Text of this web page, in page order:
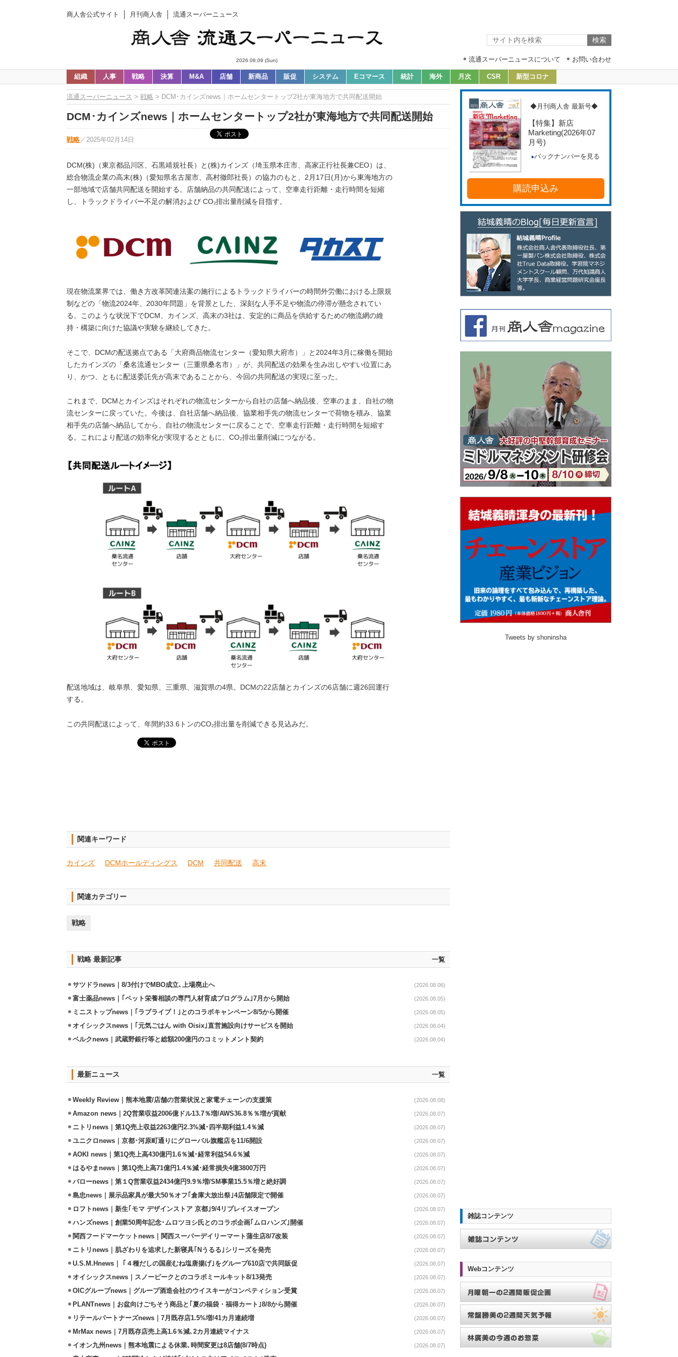
商人舎公式サイト 月刊商人舎 流通スーパーニュース
2026.08.09 (Sun) 流通スーパーニュースについて お問い合わせ
組織 人事 戦略 決算 M&A 店舗 新商品 販促 システム Eコマース 統計 海外 月次 CSR 新型コロナ
流通スーパーニュース > 戦略 > DCM･カインズnews｜ホームセンタートップ2社が東海地方で共同配送開始
DCM･カインズnews｜ホームセンタートップ2社が東海地方で共同配送開始
戦略 ／ 2025年02月14日
DCM(株)（東京都品川区、石黒靖規社長）と(株)カインズ（埼玉県本庄市、高家正行社長兼CEO）は、
総合物流企業の高末(株)（愛知県名古屋市、高村徹郎社長）の協力のもと、2月17日(月)から東海地方の
一部地域で店舗共同配送を開始する。店舗納品の共同配送によって、空車走行距離・走行時間を短縮
し、トラックドライバー不足の解消および CO₂排出量削減を目指す。
現在物流業界では、働き方改革関連法案の施行によるトラックドライバーの時間外労働における上限規
制などの「物流2024年、2030年問題」を背景とした、深刻な人手不足や物流の停滞が懸念されてい
る。このような状況下でDCM、カインズ、高末の3社は、安定的に商品を供給するための物流網の維
持・構築に向けた協議や実験を継続してきた。
そこで、DCMの配送拠点である「大府商品物流センター（愛知県大府市）」と2024年3月に稼働を開始
したカインズの「桑名流通センター（三重県桑名市）」が、共同配送の効果を生み出しやすい位置にあ
り、かつ、ともに配送委託先が高末であることから、今回の共同配送の実現に至った。
これまで、DCMとカインズはそれぞれの物流センターから自社の店舗へ納品後、空車のまま、自社の物
流センターに戻っていた。今後は、自社店舗へ納品後、協業相手先の物流センターで荷物を積み、協業
相手先の店舗へ納品してから、自社の物流センターに戻ることで、空車走行距離・走行時間を短縮す
る。これにより配送の効率化が実現するとともに、CO₂排出量削減につながる。
配送地域は、岐阜県、愛知県、三重県、滋賀県の4県。DCMの22店舗とカインズの6店舗に週26回運行
する。
この共同配送によって、年間約33.6トンのCO₂排出量を削減できる見込みだ。
関連キーワード
カインズ DCMホールディングス DCM 共同配送 高末
関連カテゴリー
戦略
戦略 最新記事 一覧
サツドラnews｜8/3付けでMBO成立､上場廃止へ (2026.08.06)
富士薬品news｜｢ペット栄養相談の専門人材育成プログラム｣7月から開始 (2026.08.05)
ミニストップnews｜｢ラブライブ！｣とのコラボキャンペーン8/5から開催 (2026.08.05)
オイシックスnews｜｢元気ごはん with Oisix｣直営施設向けサービスを開始 (2026.08.04)
ベルクnews｜武蔵野銀行等と総額200億円のコミットメント契約 (2026.08.04)
最新ニュース 一覧
Weekly Review｜熊本地震/店舗の営業状況と家電チェーンの支援策 (2026.08.08)
Amazon news｜2Q営業収益2006億ドル13.7％増/AWS36.8％％増が貢献 (2026.08.07)
ニトリnews｜第1Q売上収益2263億円2.3%減･四半期利益1.4％減 (2026.08.07)
ユニクロnews｜京都･河原町通りにグローバル旗艦店を11/6開設 (2026.08.07)
AOKI news｜第1Q売上高430億円1.6％減･経常利益54.6％減 (2026.08.07)
はるやまnews｜第1Q売上高71億円1.4％減･経常損失4億3800万円 (2026.08.07)
バローnews｜第１Q営業収益2434億円9.9％増/SM事業15.5％増と絶好調 (2026.08.07)
島忠news｜展示品家具が最大50％オフ｢倉庫大放出祭｣4店舗限定で開催 (2026.08.07)
ロフトnews｜新生｢モマ デザインストア 京都｣9/4リプレイスオープン (2026.08.07)
ハンズnews｜創業50周年記念･ムロツヨシ氏とのコラボ企画｢ムロハンズ｣開催 (2026.08.07)
関西フードマーケットnews｜関西スーパーデイリーマート蒲生店8/7改装 (2026.08.07)
ニトリnews｜肌ざわりを追求した新寝具｢Nうるる｣シリーズを発売 (2026.08.07)
U.S.M.Hnews｜ ｢４種だしの国産むね塩唐揚げ｣をグループ610店で共同販促 (2026.08.07)
オイシックスnews｜スノーピークとのコラボミールキット8/13発売 (2026.08.07)
OICグループnews｜グループ酒造会社のウイスキーがコンペティション受賞 (2026.08.07)
PLANTnews｜お盆向けごちそう商品と｢夏の福袋・福得カート｣8/8から開催 (2026.08.07)
リテールパートナーズnews｜7月既存店1.5%増/41カ月連続増 (2026.08.07)
MrMax news｜7月既存店売上高1.6％減､2カ月連続マイナス (2026.08.07)
イオン九州news｜熊本地震による休業､時間変更は8店舗(8/7時点) (2026.08.07)
◆月刊商人舎 最新号◆
【特集】新店
Marketing(2026年07
月号)
バックナンバーを見る
購読申込み
Tweets by shoninsha
雑誌コンテンツ
Webコンテンツ